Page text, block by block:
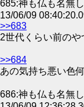
685:神も仏も名無
13/06/09
>>683
2世代くらい前のや
>>684
あの気持ち悪い色
686:神も仏も名無